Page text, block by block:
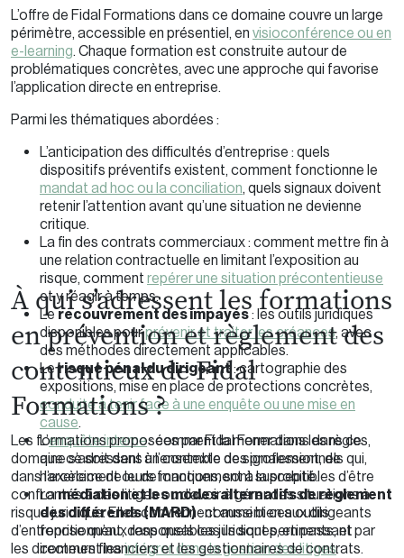
L’offre de Fidal Formations dans ce domaine couvre un large
périmètre, accessible en présentiel, en visioconférence ou en
e-learning. Chaque formation est construite autour de
problématiques concrètes, avec une approche qui favorise
l’application directe en entreprise.
Parmi les thématiques abordées :
L’anticipation des difficultés d’entreprise : quels
dispositifs préventifs existent, comment fonctionne le
mandat ad hoc ou la conciliation, quels signaux doivent
retenir l’attention avant qu’une situation ne devienne
critique.
La fin des contrats commerciaux : comment mettre fin à
une relation contractuelle en limitant l’exposition au
risque, comment repérer une situation précontentieuse
et y réagir à temps.
Lerecouvrement des impayés: les outils juridiques
disponibles pourprévenir et traiter les créances, avec
des méthodes directement applicables.
Lerisque pénal du dirigeant : cartographie des
expositions, mise en place de protections concrètes,
conduite à tenir face à une enquête ou une mise en
cause.
L’enquête interne: comment la mener dans les règles,
que ce soit dans un contexte de signalement, de
harcèlement ou de manquement à la probité.
Lamédiation et les modes alternatifs de règlement
des différends (MARD): comment ces outils
fonctionnent, dans quels cas ils sont pertinents, et
comment lesintégrer dans la gestion des litiges.
À qui s’adressent les formations
en prévention et règlement des
contentieux de Fidal
Formations ?
Les formations proposées par Fidal Formations dans ce
domaine s’adressent à l’ensemble des professionnels qui,
dans l’exercice de leurs fonctions, sont susceptibles d’être
confrontés à des litiges ou d’avoir à gérer des situations à
risque juridique. Elles conviennent aussi bien aux dirigeants
d’entreprise qu’aux responsables juridiques, en passant par
les directeurs financiers et les gestionnaires de contrats.